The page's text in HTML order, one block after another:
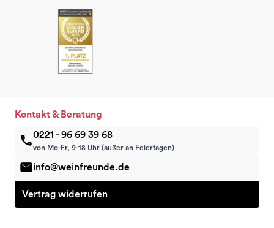
Kontakt & Beratung
0221 - 96 69 39 68
von Mo-Fr, 9-18 Uhr (außer an Feiertagen)
info@weinfreunde.de
Vertrag widerrufen